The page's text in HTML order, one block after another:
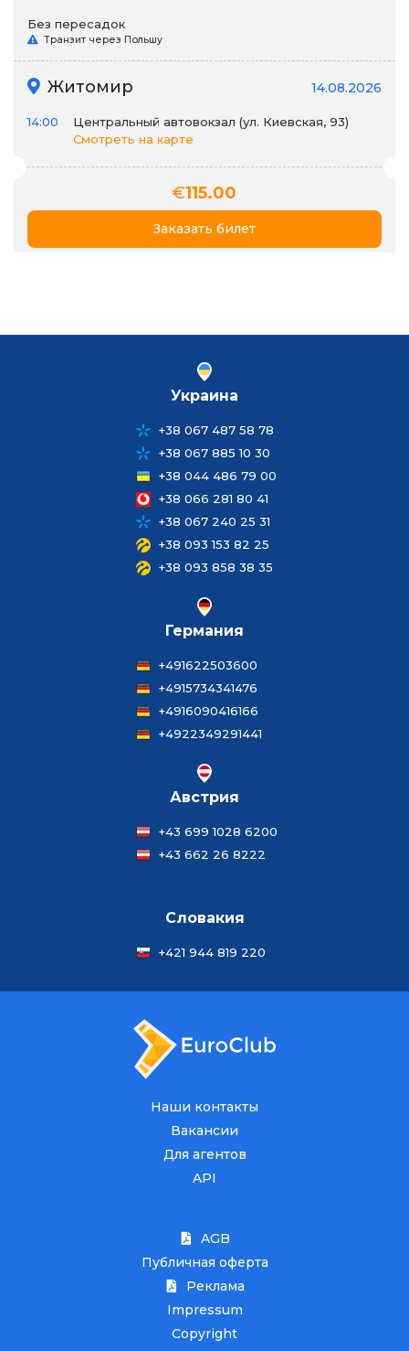
Без пересадок
Транзит через Польшу
Житомир 14.08.2026
14:00
Центральный автовокзал (ул. Киевская, 93)
Смотреть на карте
€115.00
Заказать билет
Украина
+38 067 487 58 78
+38 067 885 10 30
+38 044 486 79 00
+38 066 281 80 41
+38 067 240 25 31
+38 093 153 82 25
+38 093 858 38 35
Германия
+491622503600
+4915734341476
+4916090416166
+4922349291441
Австрия
+43 699 1028 6200
+43 662 26 8222
Словакия
+421 944 819 220
Наши контакты
Вакансии
Для агентов
API
AGB
Публичная оферта
Реклама
Impressum
Copyright